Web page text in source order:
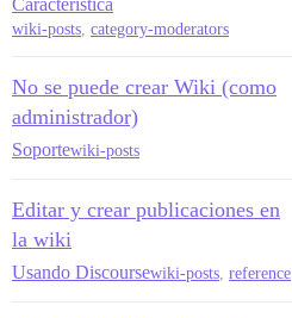
Característica
wiki-posts, category-moderators
No se puede crear Wiki (como
administrador)
Soportewiki-posts
Editar y crear publicaciones en
la wiki
Usando Discoursewiki-posts reference